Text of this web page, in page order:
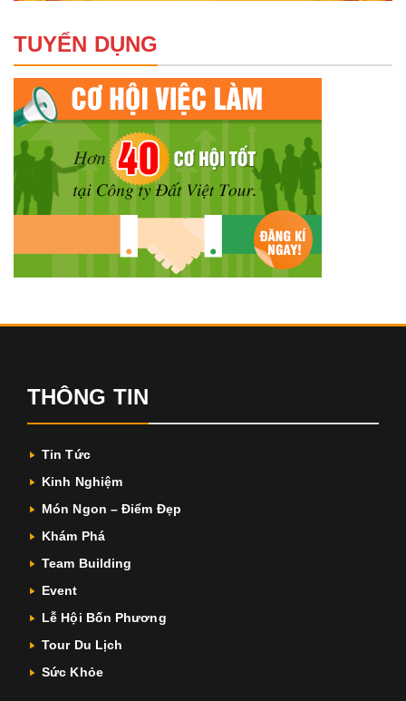
TUYỂN DỤNG
THÔNG TIN
Tin Tức
Kinh Nghiệm
Món Ngon – Điểm Đẹp
Khám Phá
Team Building
Event
Lễ Hội Bốn Phương
Tour Du Lịch
Sức Khỏe